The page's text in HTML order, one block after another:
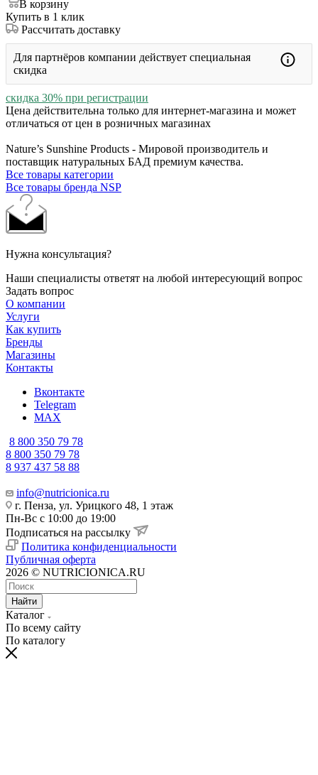
В корзину
Купить в 1 клик
Рассчитать доставку
Для партнёров компании действует специальная
скидка
скидка 30% при регистрации
Цена действительна только для интернет-магазина и может
отличаться от цен в розничных магазинах
Nature’s Sunshine Products - Мировой производитель и
поставщик натуральных БАД премиум качества.
Все товары категории
Все товары бренда NSP
Нужна консультация?
Наши специалисты ответят на любой интересующий вопрос
Задать вопрос
О компании
Услуги
Как купить
Бренды
Магазины
Контакты
Вконтакте
Telegram
MAX
8 800 350 79 78
8 800 350 79 78
8 937 437 58 88
info@nutricionica.ru
г. Пенза, ул. Урицкого 48, 1 этаж
Пн-Вс с 10:00 до 19:00
Подписаться на рассылку
Политика конфиденциальности
Публичная оферта
2026 © NUTRICIONICA.RU
Найти
Каталог
По всему сайту
По каталогу